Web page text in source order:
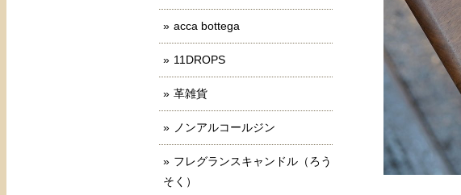
acca bottega
11DROPS
革雑貨
ノンアルコールジン
フレグランスキャンドル（ろう
そく）